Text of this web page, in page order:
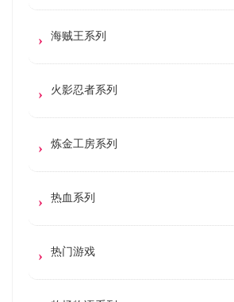
海贼王系列
火影忍者系列
炼金工房系列
热血系列
热门游戏